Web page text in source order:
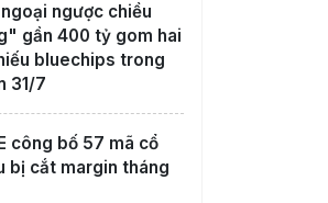
ngược chiều
gần 400 tỷ gom hai
bluechips trong
31/7
công bố 57 mã cổ
bị cắt margin tháng